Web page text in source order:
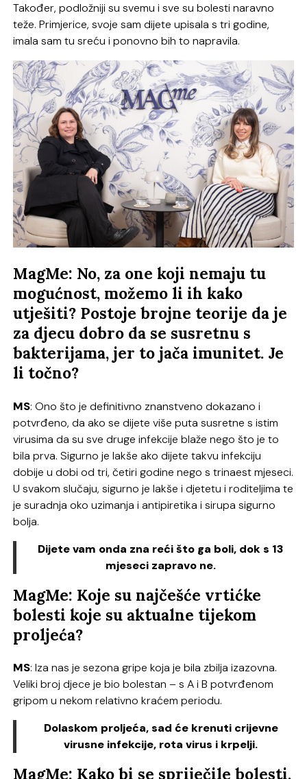
Također, podložniji su svemu i sve su bolesti naravno
teže. Primjerice, svoje sam dijete upisala s tri godine,
imala sam tu sreću i ponovno bih to napravila.
MagMe: No, za one koji nemaju tu
mogućnost, možemo li ih kako
utješiti? Postoje brojne teorije da je
za djecu dobro da se susretnu s
bakterijama, jer to jača imunitet. Je
li točno?
MS: Ono što je definitivno znanstveno dokazano i
potvrđeno, da ako se dijete više puta susretne s istim
virusima da su sve druge infekcije blaže nego što je to
bila prva. Sigurno je lakše ako dijete takvu infekciju
dobije u dobi od tri, četiri godine nego s trinaest mjeseci.
U svakom slučaju, sigurno je lakše i djetetu i roditeljima te
je suradnja oko uzimanja i antipiretika i sirupa sigurno
bolja.
Dijete vam onda zna reći što ga boli, dok s 13
mjeseci zapravo ne.
MagMe: Koje su najčešće vrtićke
bolesti koje su aktualne tijekom
proljeća?
MS: Iza nas je sezona gripe koja je bila zbilja izazovna.
Veliki broj djece je bio bolestan – s A i B potvrđenom
gripom u nekom relativno kraćem periodu.
Dolaskom proljeća, sad će krenuti crijevne
virusne infekcije, rota virus i krpelji.
MagMe: Kako bi se spriječile bolesti,